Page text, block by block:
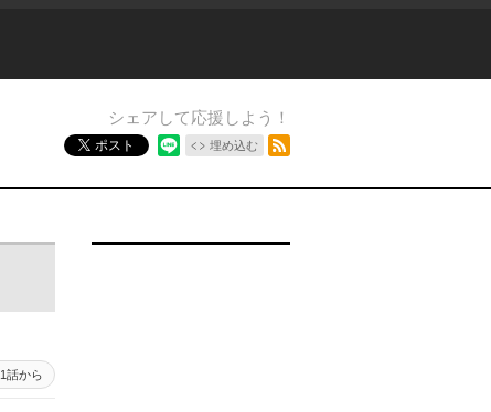
シェアして応援しよう！
ポスト 埋め込む
1話から